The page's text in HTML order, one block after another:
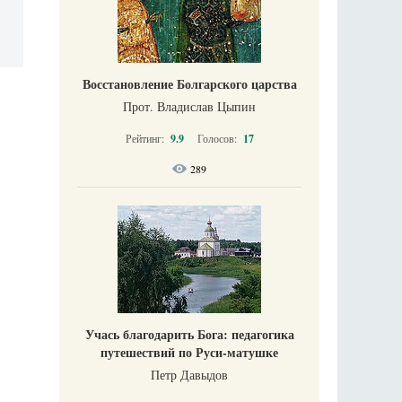
Восстановление Болгарского царства
Прот. Владислав Цыпин
Рейтинг: 9.9 Голосов: 17
289
Учась благодарить Бога: педагогика
путешествий по Руси-матушке
Петр Давыдов